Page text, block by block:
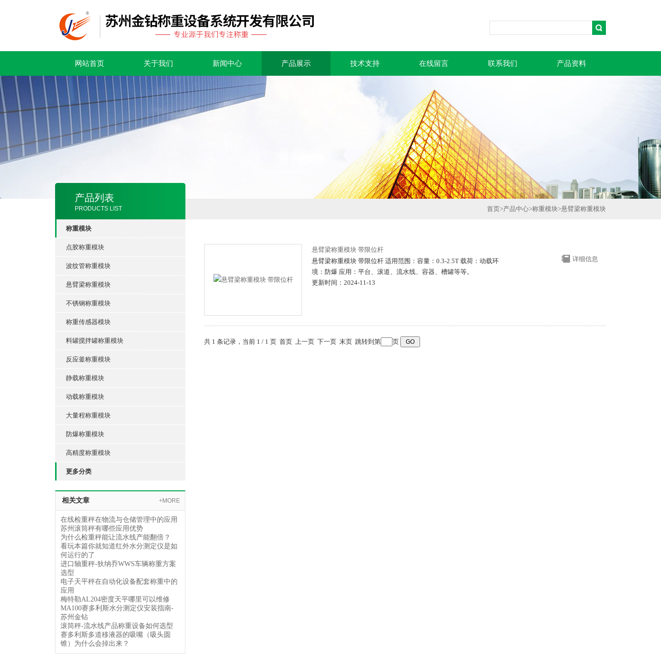
网站首页 关于我们 新闻中心 产品展示 技术支持 在线留言 联系我们 产品资料
产品列表
PRODUCTS LIST
称重模块
点胶称重模块
波纹管称重模块
悬臂梁称重模块
不锈钢称重模块
称重传感器模块
料罐搅拌罐称重模块
反应釜称重模块
静载称重模块
动载称重模块
大量程称重模块
防爆称重模块
高精度称重模块
更多分类
相关文章 +MORE
在线检重秤在物流与仓储管理中的应用
苏州滚筒秤有哪些应用优势
为什么检重秤能让流水线产能翻倍？
看玩本篇你就知道红外水分测定仪是如
何运行的了
进口轴重秤-狄纳乔WWS车辆称重方案
选型
电子天平秤在自动化设备配套称重中的
应用
梅特勒AL204密度天平哪里可以维修
MA100赛多利斯水分测定仪安装指南-
苏州金钻
滚筒秤-流水线产品称重设备如何选型
赛多利斯多道移液器的吸嘴（吸头圆
锥）为什么会掉出来？
首页>产品中心>称重模块>悬臂梁称重模块
悬臂梁称重模块 带限位杆
悬臂梁称重模块 带限位杆 适用范围：容量：0.3-2.5T 载荷：动载环
境：防爆 应用：平台、滚道、流水线、容器、槽罐等等。
更新时间：2024-11-13
详细信息
共 1 条记录，当前 1 / 1 页 首页 上一页 下一页 末页 跳转到第 页